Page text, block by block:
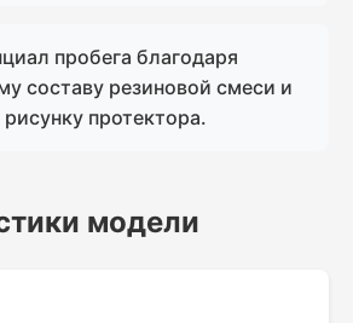
пробега благодаря
составу резиновой смеси и
протектора.
модели